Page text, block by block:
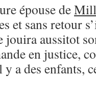
épouse de
et sans retour
aussitot
en justice,
a des enfants,